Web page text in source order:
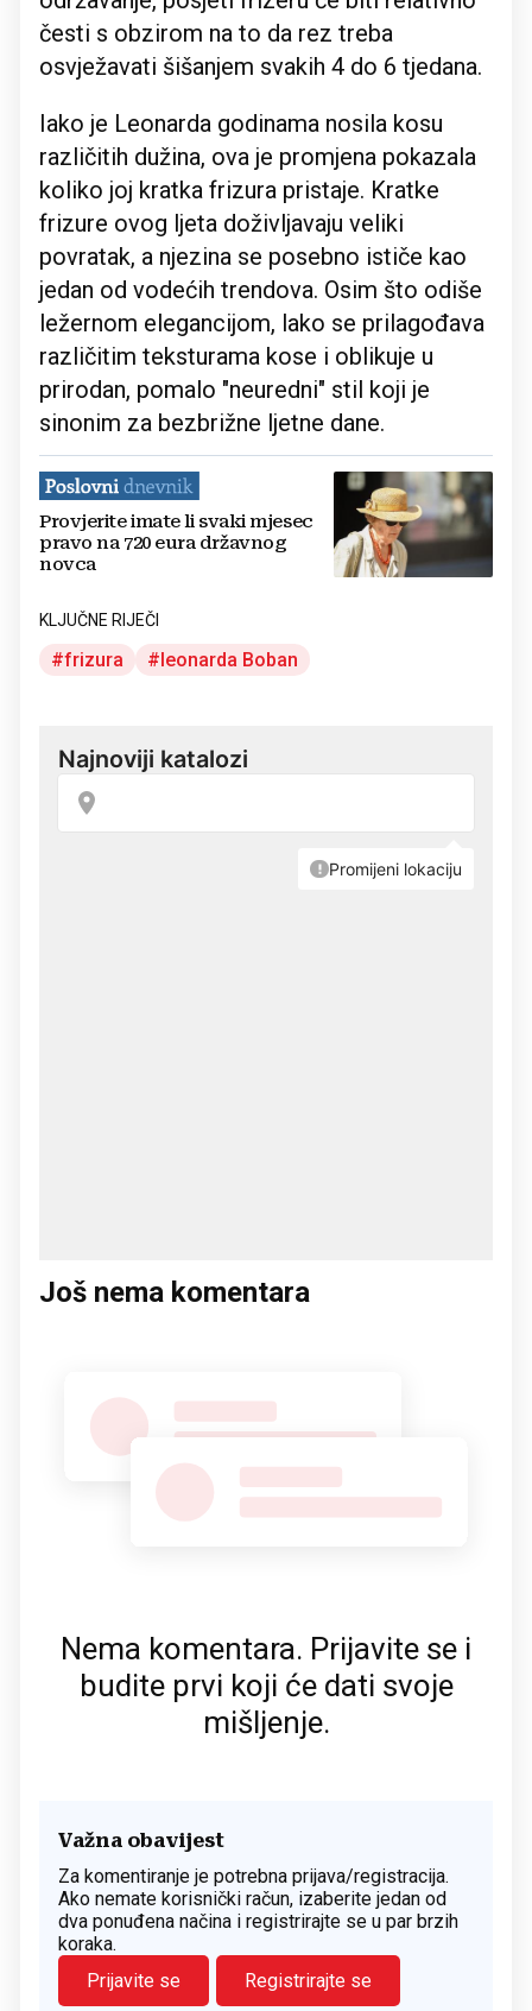
česti s obzirom na to da rez treba
osvježavati šišanjem svakih 4 do 6 tjedana.
Iako je Leonarda godinama nosila kosu
različitih dužina, ova je promjena pokazala
koliko joj kratka frizura pristaje. Kratke
frizure ovog ljeta doživljavaju veliki
povratak, a njezina se posebno ističe kao
jedan od vodećih trendova. Osim što odiše
ležernom elegancijom, lako se prilagođava
različitim teksturama kose i oblikuje u
prirodan, pomalo "neuredni" stil koji je
sinonim za bezbrižne ljetne dane.
Provjerite imate li svaki mjesec
pravo na 720 eura državnog
novca
KLJUČNE RIJEČI
frizura leonarda Boban
Još nema komentara
Nema komentara. Prijavite se i
budite prvi koji će dati svoje
mišljenje.
Važna obavijest
Za komentiranje je potrebna prijava/registracija.
Ako nemate korisnički račun, izaberite jedan od
dva ponuđena načina i registrirajte se u par brzih
koraka.
Prijavite se
Registrirajte se